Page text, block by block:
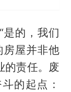
的，我们
房屋并非他
的责任。废
的起点：